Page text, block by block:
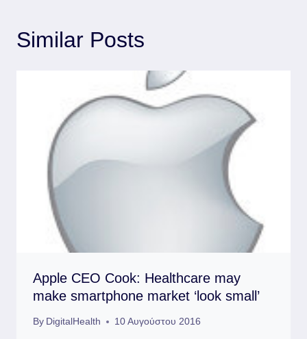
Similar Posts
Apple CEO Cook: Healthcare may
make smartphone market ‘look small’
By DigitalHealth 10 Αυγούστου 2016